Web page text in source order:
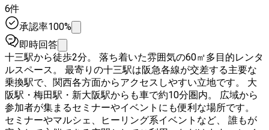
6件
承認率100%
即時回答
十三駅から徒歩2分。 落ち着いた雰囲気の60㎡多目的レンタ
ルスペース。 最寄りの十三駅は阪急各線が交差する主要な
乗換駅で、関西各方面からアクセスしやすい立地です。 大
阪駅・梅田駅・新大阪駅からも車で約10分圏内。 広域から
参加者が集まるセミナーやイベントにも便利な場所です。
セミナーやマルシェ、ヒーリング系イベントなど、 誰もが